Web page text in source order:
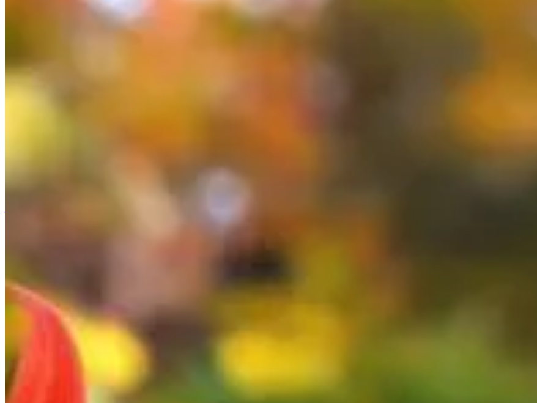
Cette vivace éblouissante remplace les dahlias et illumine vos massifs jusqu'aux premières gelées
Cette vivace éblouissante remplace les dahlias et illumine vos massifs